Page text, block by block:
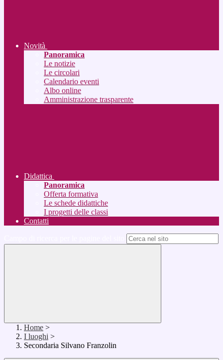
Novità
Panoramica
Le notizie
Le circolari
Calendario eventi
Albo online
Amministrazione trasparente
Didattica
Panoramica
Offerta formativa
Le schede didattiche
I progetti delle classi
Contatti
Home >
I luoghi >
Secondaria Silvano Franzolin